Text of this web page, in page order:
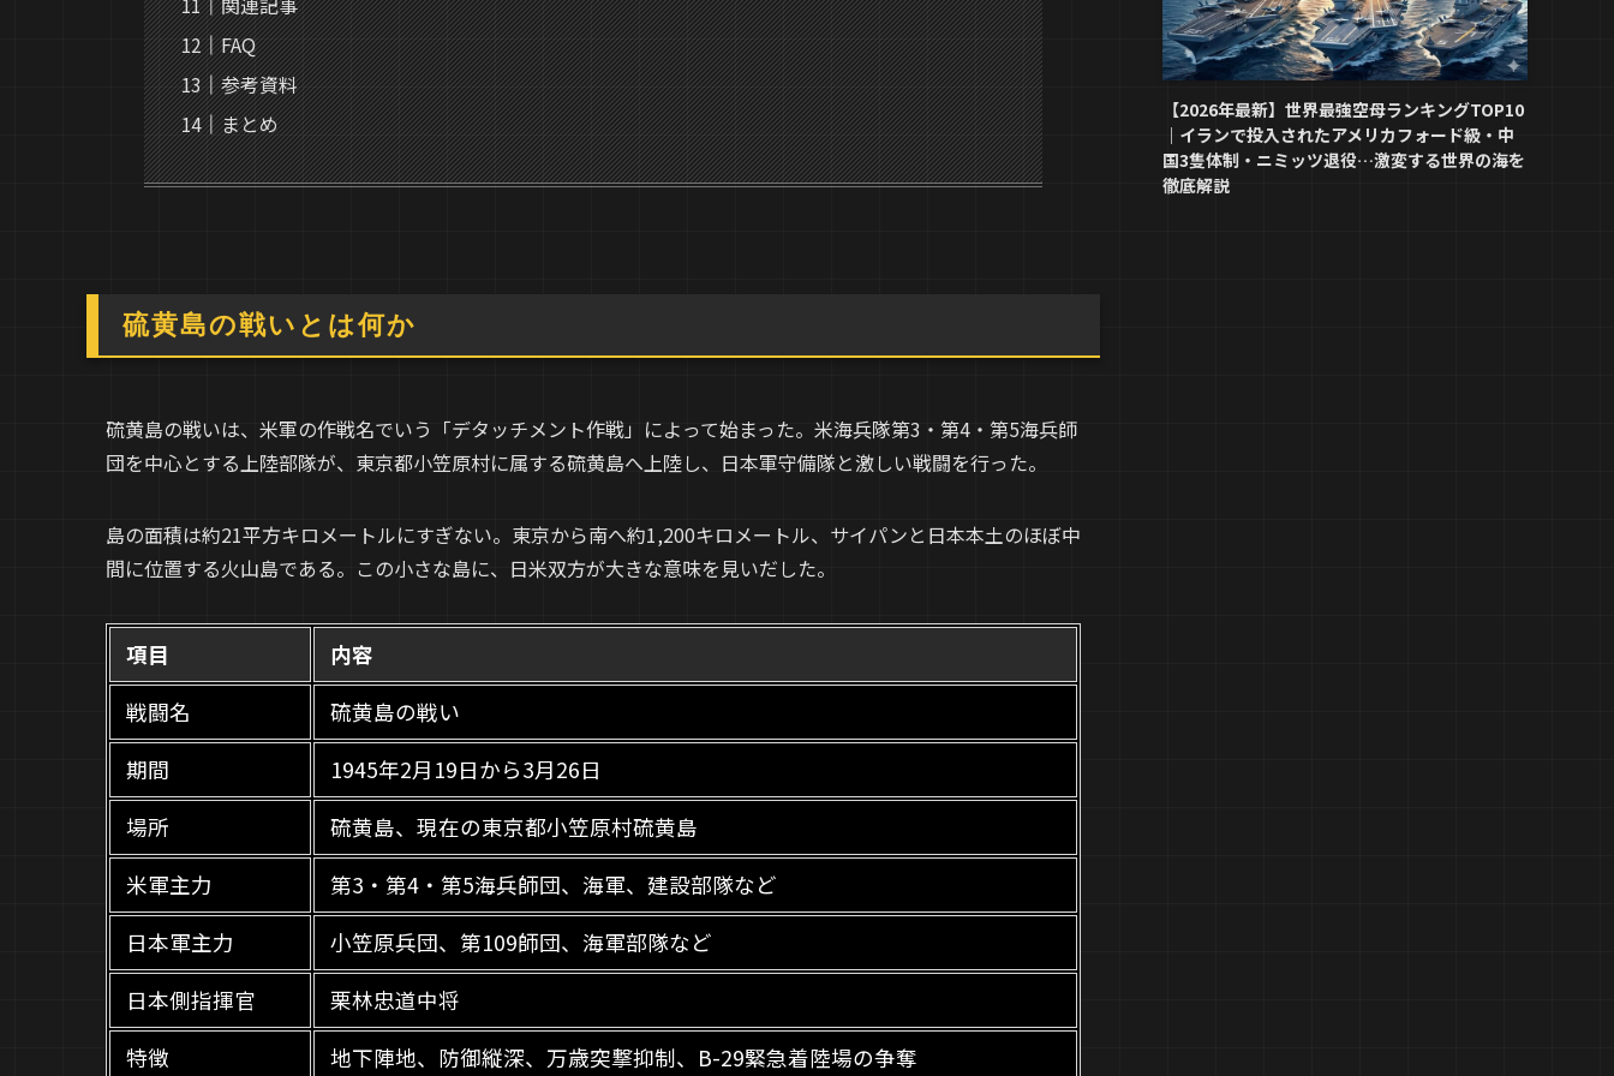
FAQ
参考資料
まとめ
硫黄島の戦いとは何か
硫黄島の戦いは、米軍の作戦名でいう「デタッチメント作戦」によって始まった。米海兵隊第3・第4・第5海兵師
団を中心とする上陸部隊が、東京都小笠原村に属する硫黄島へ上陸し、日本軍守備隊と激しい戦闘を行った。
島の面積は約21平方キロメートルにすぎない。東京から南へ約1,200キロメートル、サイパンと日本本土のほぼ中
間に位置する火山島である。この小さな島に、日米双方が大きな意味を見いだした。
項目
内容
戦闘名
硫黄島の戦い
期間
1945年2月19日から3月26日
場所
硫黄島、現在の東京都小笠原村硫黄島
米軍主力
第3・第4・第5海兵師団、海軍、建設部隊など
日本軍主力
小笠原兵団、第109師団、海軍部隊など
日本側指揮官
栗林忠道中将
特徴
地下陣地、防御縦深、万歳突撃抑制、B-29緊急着陸場の争奪
【2026年最新】世界最強空母ランキングTOP10
｜イランで投入されたアメリカフォード級・中
国3隻体制・ニミッツ退役…激変する世界の海を
徹底解説